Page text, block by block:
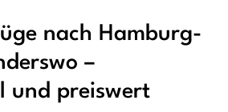
nach Hamburg-
–
und preiswert